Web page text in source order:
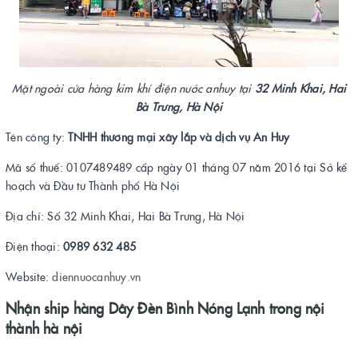
Mặt ngoài cửa hàng kim khí điện nước anhuy tại 32 Minh Khai, Hai
Bà Trưng, Hà Nội
Tên công ty:TNHH thương mại xây lắp và dịch vụ An Huy
Mã số thuế: 0107489489 cấp ngày 01 tháng 07 năm 2016 tại Sở kế
hoạch và Đầu tư Thành phố Hà Nội
Địa chỉ: Số 32 Minh Khai, Hai Bà Trưng, Hà Nội
Điện thoại: 0989 632 485
Website:diennuocanhuy.vn
Nhận ship hàng Dây Đèn Bình Nóng Lạnh trong nội
thành hà nội